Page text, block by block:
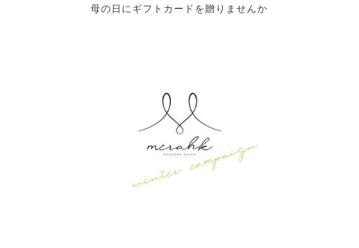
母の日にギフトカードを贈りませんか